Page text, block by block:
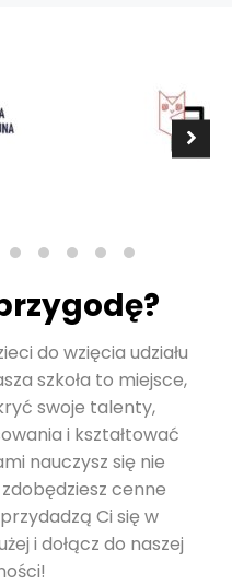
do wzięcia udziału
szkoła to miejsce,
swoje talenty,
i kształtować
nauczysz się nie
cenne
Ci się w
i dołącz do naszej